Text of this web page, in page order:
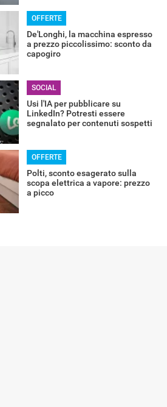
OFFERTE
De'Longhi, la macchina espresso
a prezzo piccolissimo: sconto da
capogiro
SOCIAL
Usi l'IA per pubblicare su
LinkedIn? Potresti essere
segnalato per contenuti sospetti
OFFERTE
Polti, sconto esagerato sulla
scopa elettrica a vapore: prezzo
a picco